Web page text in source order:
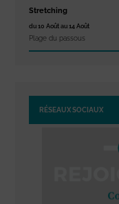
Stretching
du 10 Août au 14 Août
Plage du passous
RÉSEAUX SOCIAUX